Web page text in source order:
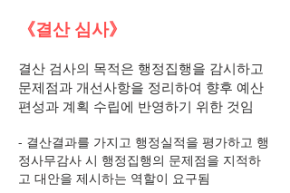
《결산 심사》
결산 검사의 목적은 행정집행을 감시하고
문제점과 개선사항을 정리하여 향후 예산
편성과 계획 수립에 반영하기 위한 것임
- 결산결과를 가지고 행정실적을 평가하고 행
정사무감사 시 행정집행의 문제점을 지적하
고 대안을 제시하는 역할이 요구됨